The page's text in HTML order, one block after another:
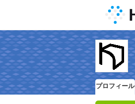
プロフィール